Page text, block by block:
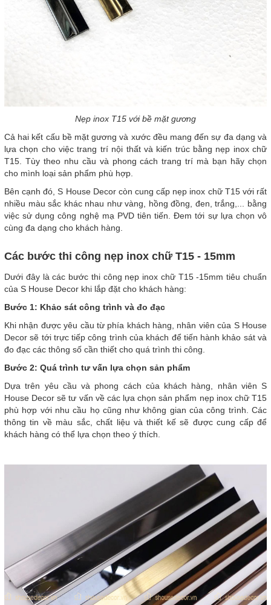
Nẹp inox T15 với bề mặt gương
Cả hai kết cấu bề mặt gương và xước đều mang đến sự đa dạng và
lựa chọn cho việc trang trí nội thất và kiến trúc bằng nẹp inox chữ
T15. Tùy theo nhu cầu và phong cách trang trí mà bạn hãy chọn
cho mình loại sản phẩm phù hợp.
Bên cạnh đó, S House Decor còn cung cấp nẹp inox chữ T15 với rất
nhiều màu sắc khác nhau như vàng, hồng đồng, đen, trắng,... bằng
việc sử dụng công nghệ mạ PVD tiên tiến. Đem tới sự lựa chọn vô
cùng đa dạng cho khách hàng.
Các bước thi công nẹp inox chữ T15 - 15mm
Dưới đây là các bước thi công nẹp inox chữ T15 -15mm tiêu chuẩn
của S House Decor khi lắp đặt cho khách hàng:
Bước 1: Khảo sát công trình và đo đạc
Khi nhận được yêu cầu từ phía khách hàng, nhân viên của S House
Decor sẽ tới trực tiếp công trình của khách để tiến hành khảo sát và
đo đạc các thông số cần thiết cho quá trình thi công.
Bước 2: Quá trình tư vấn lựa chọn sản phẩm
Dựa trên yêu cầu và phong cách của khách hàng, nhân viên S
House Decor sẽ tư vấn về các lựa chọn sản phẩm nẹp inox chữ T15
phù hợp với nhu cầu họ cũng như không gian của công trình. Các
thông tin về màu sắc, chất liệu và thiết kế sẽ được cung cấp để
khách hàng có thể lựa chọn theo ý thích.